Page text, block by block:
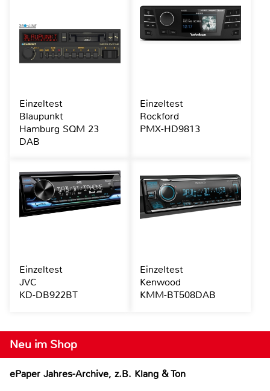
Neu im Shop
ePaper Jahres-Archive, z.B. Klang & Ton
Einzeltest
Blaupunkt
Hamburg SQM 23
DAB
Einzeltest
Rockford
PMX-HD9813
Einzeltest
JVC
KD-DB922BT
Einzeltest
Kenwood
KMM-BT508DAB